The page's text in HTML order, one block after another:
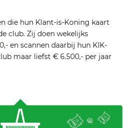
die hun Klant-is-Koning kaart
club. Zij doen wekelijks
en scannen daarbij hun KIK-
maar liefst € 6.500,- per jaar